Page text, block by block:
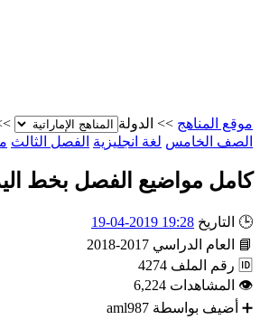
موقع المناهج >> الدولة
الصف الخامس لغة انجليزية الفصل الثالث
كامل مواضيع الفصل بخط
🕒 التاريخ 19:28 2019-04-19
📘
العام الدراسي 2017-2018
🆔 رقم الملف 4274
👁 المشاهدات 6,224
➕ أضيف بواسطة aml987